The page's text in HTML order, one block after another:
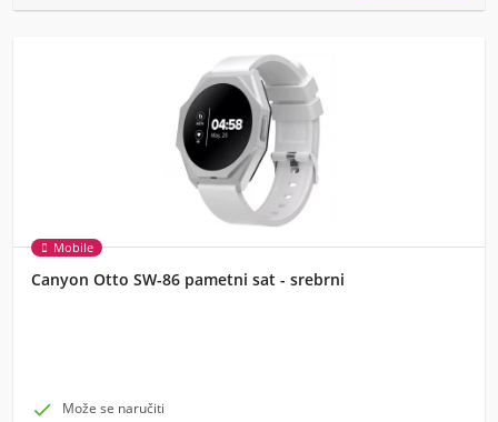
Mobile
Canyon Otto SW-86 pametni sat - srebrni
 Može se naručiti